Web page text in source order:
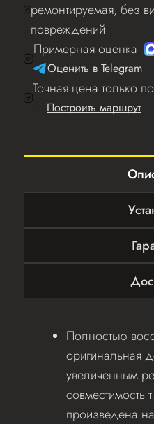
ремонтируемая, без
повреждений
Примерная оценка
Оценить в Telegram
Точная цена только
Построить маршрут
Полностью
оригинальная
увеличенным
совместимость
произведена